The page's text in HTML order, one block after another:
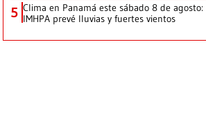
5 Clima en Panamá este sábado 8 de agosto:
IMHPA prevé lluvias y fuertes vientos